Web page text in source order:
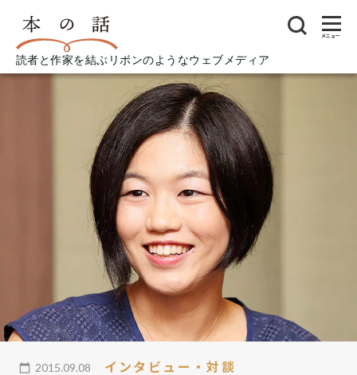
読者と作家を結ぶリボンのようなウェブメディア
メニュー
2015.09.08 インタビュー・対談